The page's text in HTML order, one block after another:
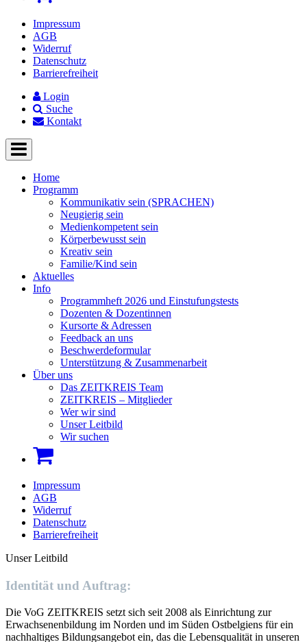
Impressum
AGB
Widerruf
Datenschutz
Barrierefreiheit
Login
Suche
Kontakt
Home
Programm
Kommunikativ sein (SPRACHEN)
Neugierig sein
Medienkompetent sein
Körperbewusst sein
Kreativ sein
Familie/Kind sein
Aktuelles
Info
Programmheft 2026 und Einstufungstests
Dozenten & Dozentinnen
Kursorte & Adressen
Feedback an uns
Beschwerdeformular
Unterstützung & Zusammenarbeit
Über uns
Das ZEITKREIS Team
ZEITKREIS – Mitglieder
Wer wir sind
Unser Leitbild
Wir suchen
Impressum
AGB
Widerruf
Datenschutz
Barrierefreiheit
Unser Leitbild
Identität und Auftrag:
Die VoG ZEITKREIS setzt sich seit 2008 als Einrichtung zur
Erwachsenenbildung im Norden und im Süden Ostbelgiens für ein
nachhaltiges Bildungsangebot ein, das die Lebensqualität in unseren